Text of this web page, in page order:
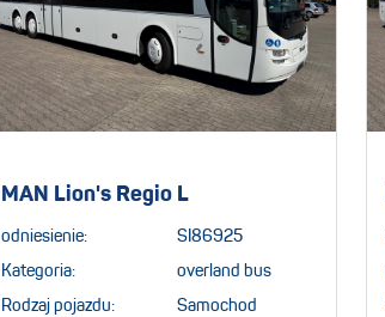
MAN Lion's Regio L
odniesienie: SI86925
Kategoria: overland bus
Rodzaj pojazdu:
Samochod